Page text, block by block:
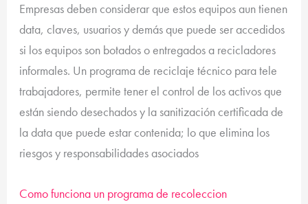
Empresas deben considerar que estos equipos aun tienen
data, claves, usuarios y demás que puede ser accedidos
si los equipos son botados o entregados a recicladores
informales. Un programa de reciclaje técnico para tele
trabajadores, permite tener el control de los activos que
están siendo desechados y la sanitización certificada de
la data que puede estar contenida; lo que elimina los
riesgos y responsabilidades asociados
Como funciona un programa de recoleccion